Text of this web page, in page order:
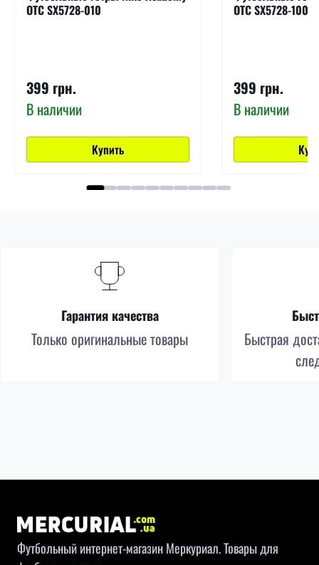
OTC SX5728-010
399 грн.
В наличии
Купить
OTC SX5728-100
399 грн.
В наличии
Гарантия качества
Только оригинальные товары
Быстрая
Футбольный интернет-магазин Меркуриал. Товары для